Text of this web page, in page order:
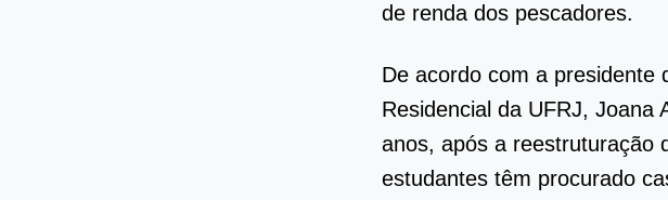
de renda dos pescadores.
De acordo com a presidente
Residencial da UFRJ, Joana
anos, após a reestruturação
estudantes têm procurado